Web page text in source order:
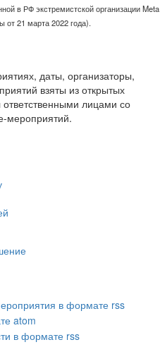
в РФ экстремистской организации Meta
от 21 марта 2022 года).
даты, организаторы,
взяты из открытых
лицами со
мероприятий.